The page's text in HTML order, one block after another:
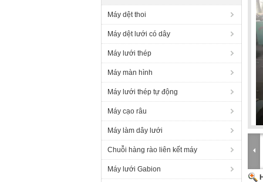
Máy dệt thoi
Máy dệt lưới có dây
Máy lưới thép
Máy màn hình
Máy lưới thép tự động
Máy cạo râu
Máy làm dây lưới
Chuỗi hàng rào liên kết máy
Máy lưới Gabion